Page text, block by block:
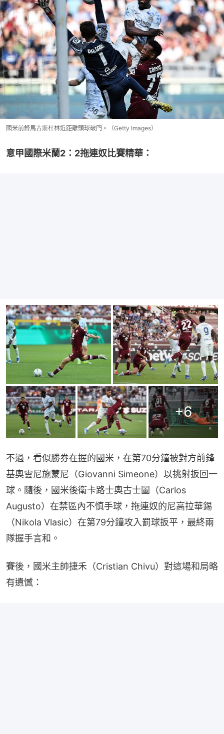
國米前鋒馬古斯杜林近距離頭球破門。（Getty Images）
意甲國際米蘭2：2拖連奴比賽精華：
+6
不過，看似勝券在握的國米，在第70分鐘被對方前鋒
基奧雲尼施蒙尼（Giovanni Simeone）以挑射扳回一
球。隨後，國米後衛卡路士奧古士圖（Carlos
Augusto）在禁區內不慎手球，拖連奴的尼高拉華錫
（Nikola Vlasic）在第79分鐘攻入罰球扳平，最終兩
隊握手言和。
賽後，國米主帥捷禾（Cristian Chivu）對這場和局略
有遺憾：